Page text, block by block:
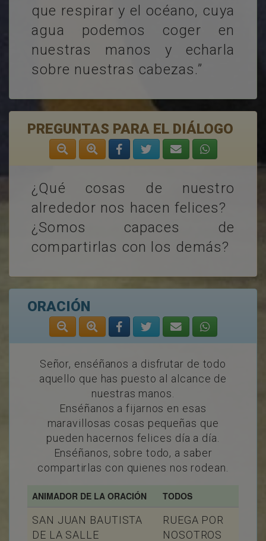
que respirar y el océano, cuya
agua podemos coger en
nuestras manos y echarla
sobre nuestras cabezas.”
PREGUNTAS PARA EL DIÁLOGO
¿Qué cosas de nuestro
alrededor nos hacen felices?
¿Somos capaces de
compartirlas con los demás?
ORACIÓN
Señor, enséñanos a disfrutar de todo
aquello que has puesto al alcance de
nuestras manos.
Enséñanos a fijarnos en esas
maravillosas cosas pequeñas que
pueden hacernos felices día a día.
Enséñanos, sobre todo, a saber
compartirlas con quienes nos rodean.
ANIMADOR DE LA ORACIÓN TODOS
SAN JUAN BAUTISTA
DE LA SALLE
RUEGA POR
NOSOTROS